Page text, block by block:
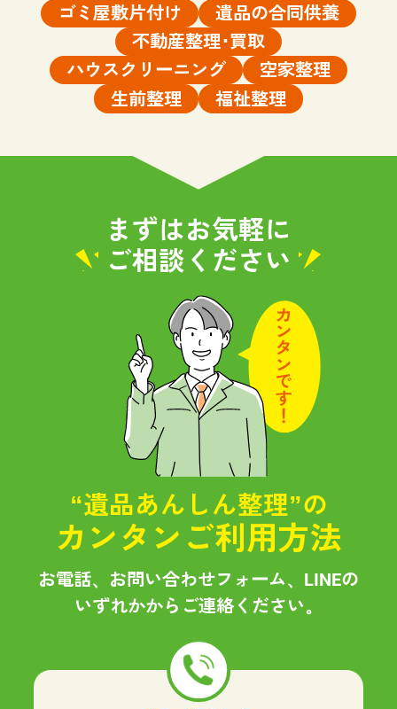
ゴミ屋敷片付け
遺品の合同供養
不動産整理･買取
ハウスクリーニング
空家整理
生前整理
福祉整理
まずはお気軽に
ご相談ください
“遺品あんしん整理”の
カンタンご利用方法
お電話、お問い合わせフォーム、LINEの
いずれかからご連絡ください。